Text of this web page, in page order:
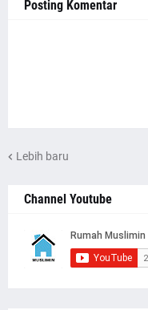
Posting Komentar
Lebih baru
Channel Youtube